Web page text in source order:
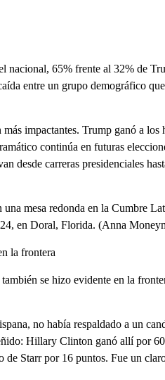
nacional, 65% frente al 32% de
entre un grupo demográfico
impactantes. Trump ganó a
continúa en futuras
desde carreras presidenciales
mesa redonda en la Cumbre
en Doral, Florida. (Anna
la frontera
se hizo evidente en la
no había respaldado a un
Hillary Clinton ganó allí por
de Starr por 16 puntos. Fue un